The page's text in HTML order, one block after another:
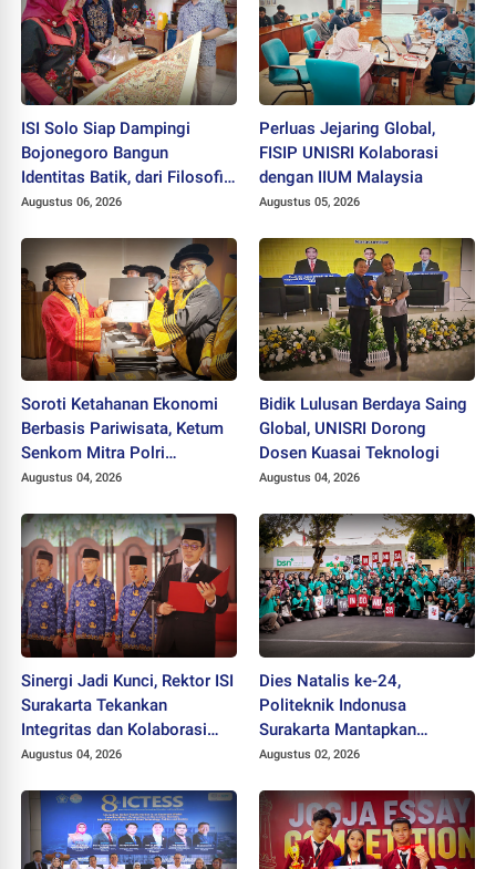
ISI Solo Siap Dampingi
Bojonegoro Bangun
Identitas Batik, dari Filosofi
hingga HAKI
Augustus 06, 2026
Perluas Jejaring Global,
FISIP UNISRI Kolaborasi
dengan IIUM Malaysia
Augustus 05, 2026
Soroti Ketahanan Ekonomi
Berbasis Pariwisata, Ketum
Senkom Mitra Polri
Dikukuhkan sebagai
Augustus 04, 2026
Bidik Lulusan Berdaya Saing
Global, UNISRI Dorong
Dosen Kuasai Teknologi
Augustus 04, 2026
Sinergi Jadi Kunci, Rektor ISI
Surakarta Tekankan
Integritas dan Kolaborasi
pada Pejabat Baru
Augustus 04, 2026
Dies Natalis ke-24,
Politeknik Indonusa
Surakarta Mantapkan
Langkah Bertransformasi
Augustus 02, 2026